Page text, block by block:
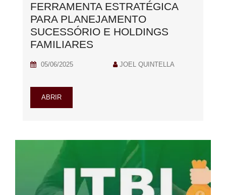
FERRAMENTA ESTRATÉGICA
PARA PLANEJAMENTO
SUCESSÓRIO E HOLDINGS
FAMILIARES
05/06/2025 JOEL QUINTELLA
ABRIR